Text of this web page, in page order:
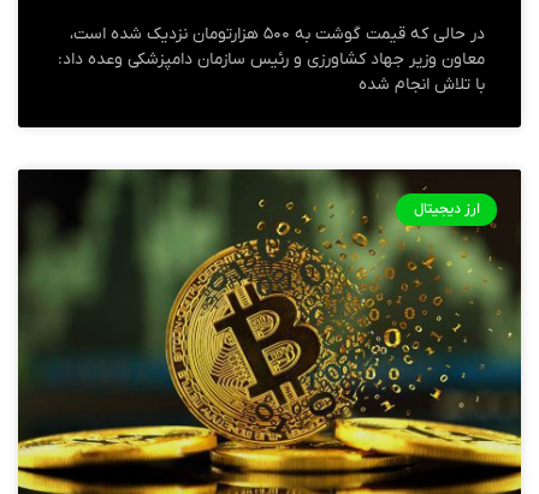
در حالی که قیمت گوشت به ۵۰۰ هزارتومان نزدیک شده است،
معاون وزیر جهاد کشاورزی و رئیس سازمان دامپزشکی وعده داد:
با تلاش انجام شده
ارز دیجیتال